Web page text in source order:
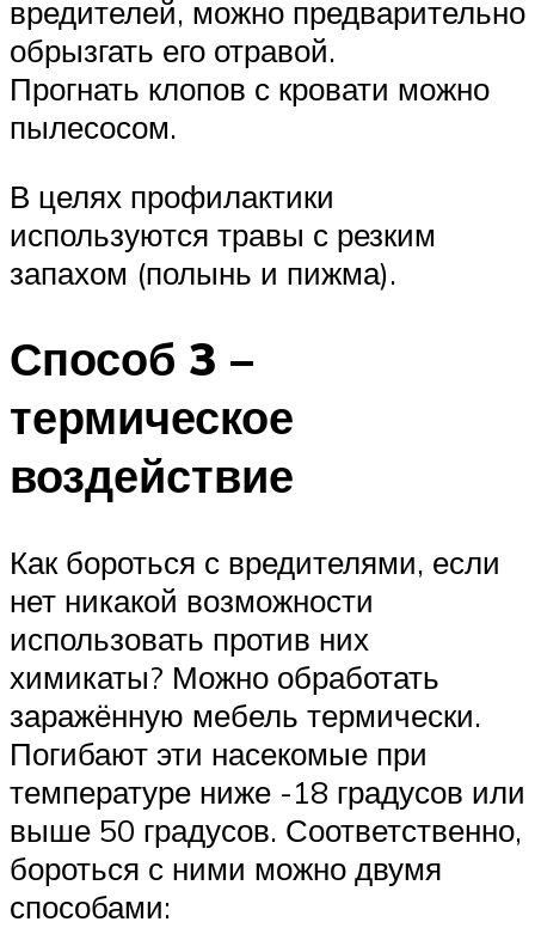
вредителей, можно предварительно
обрызгать его отравой.
Прогнать клопов с кровати можно
пылесосом.
В целях профилактики
используются травы с резким
запахом (полынь и пижма).
Способ 3 –
термическое
воздействие
Как бороться с вредителями, если
нет никакой возможности
использовать против них
химикаты? Можно обработать
заражённую мебель термически.
Погибают эти насекомые при
температуре ниже -18 градусов или
выше 50 градусов. Соответственно,
бороться с ними можно двумя
способами: